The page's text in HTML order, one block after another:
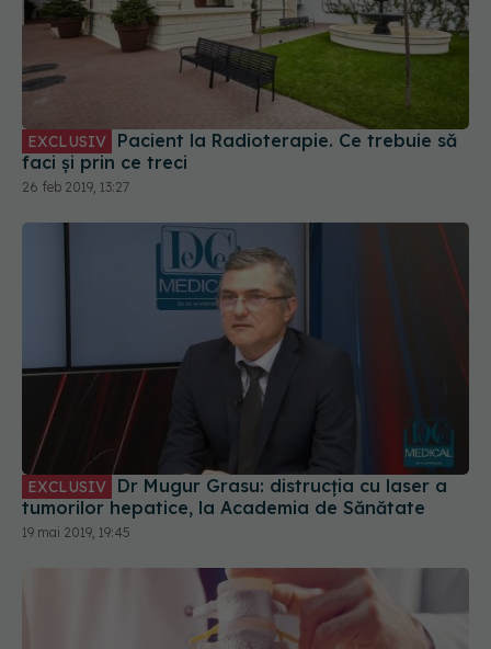
EXCLUSIV
faci și prin ce treci
26 feb 2019, 13:27
EXCLUSIV
tumorilor hepatice, la Academia de Sănătate
19 mai 2019, 19:45